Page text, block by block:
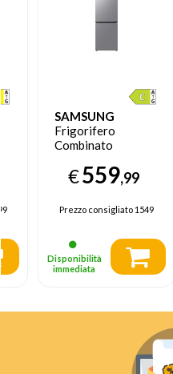
SAMSUNG
Frigorifero
Combinato
344L
RB34C775CS9
€559,99
Prezzo consigliato1549
Disponibilità
immediata